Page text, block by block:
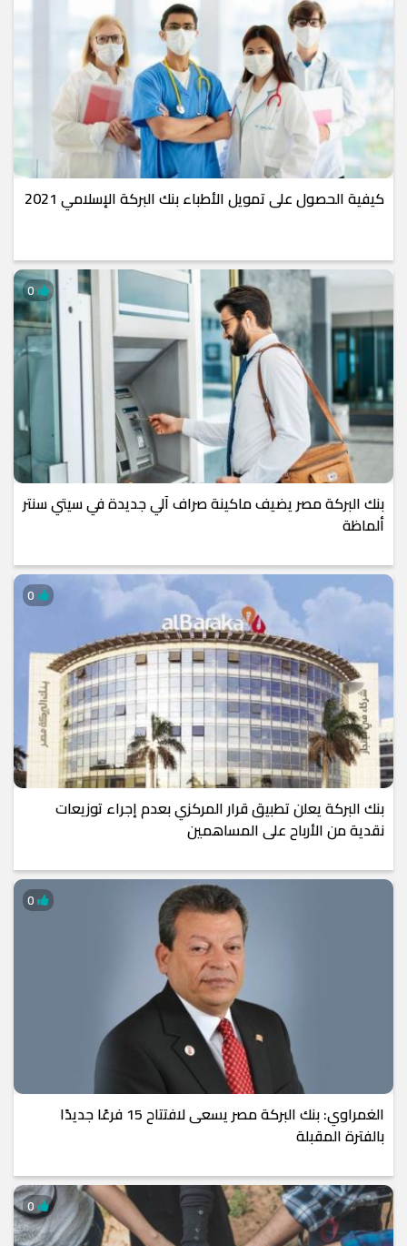
كيفية الحصول على تمويل الأطباء بنك البركة الإسلامي 2021
بنك البركة مصر يضيف ماكينة صراف آلي جديدة في سيتي سنتر
ألماظة
0
بنك البركة يعلن تطبيق قرار المركزي بعدم إجراء توزيعات
نقدية من الأرباح على المساهمين
الغمراوي: بنك البركة مصر يسعى لافتتاح 15 فرعًا جديدًا
بالفترة المقبلة
0